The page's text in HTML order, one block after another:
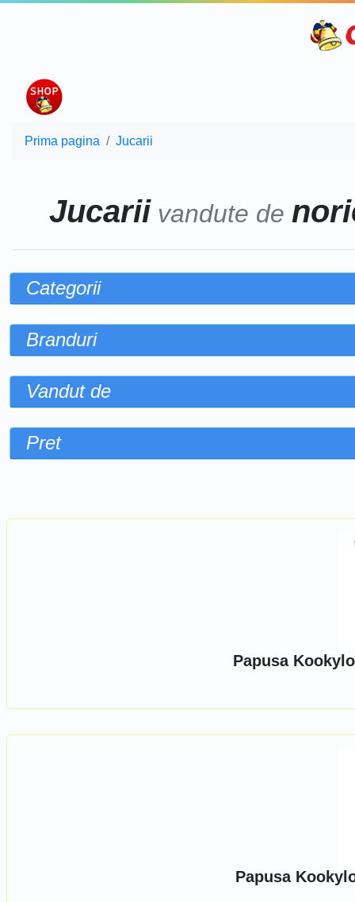
Prima pagina Jucarii
Jucariivandute de
Categorii
Branduri
Vandut de
Pret
Papusa
Papusa